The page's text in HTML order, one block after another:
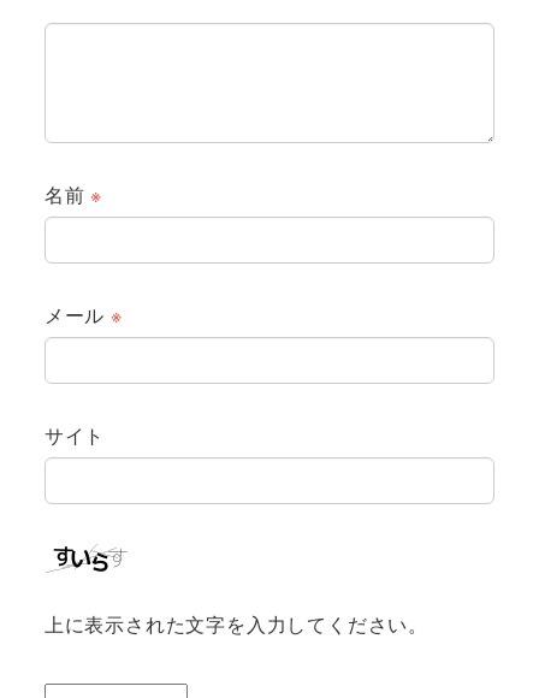
名前※
メール ※
サイト
上に表示された文字を入力してください。